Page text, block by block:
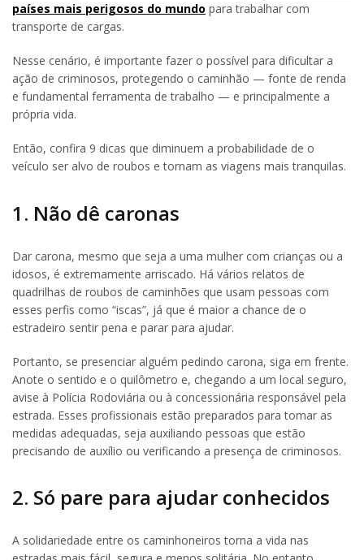
países mais perigosos do mundo para trabalhar com
transporte de cargas.
Nesse cenário, é importante fazer o possível para dificultar a
ação de criminosos, protegendo o caminhão — fonte de renda
e fundamental ferramenta de trabalho — e principalmente a
própria vida.
Então, confira 9 dicas que diminuem a probabilidade de o
veículo ser alvo de roubos e tornam as viagens mais tranquilas.
1. Não dê caronas
Dar carona, mesmo que seja a uma mulher com crianças ou a
idosos, é extremamente arriscado. Há vários relatos de
quadrilhas de roubos de caminhões que usam pessoas com
esses perfis como “iscas”, já que é maior a chance de o
estradeiro sentir pena e parar para ajudar.
Portanto, se presenciar alguém pedindo carona, siga em frente.
Anote o sentido e o quilômetro e, chegando a um local seguro,
avise à Polícia Rodoviária ou à concessionária responsável pela
estrada. Esses profissionais estão preparados para tomar as
medidas adequadas, seja auxiliando pessoas que estão
precisando de auxílio ou verificando a presença de criminosos.
2. Só pare para ajudar conhecidos
A solidariedade entre os caminhoneiros torna a vida nas